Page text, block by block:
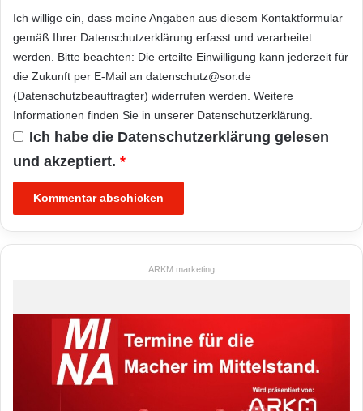
Ich willige ein, dass meine Angaben aus diesem Kontaktformular
gemäß Ihrer Datenschutzerklärung erfasst und verarbeitet
werden. Bitte beachten: Die erteilte Einwilligung kann jederzeit für
die Zukunft per E-Mail an datenschutz@sor.de
(Datenschutzbeauftragter) widerrufen werden. Weitere
Informationen finden Sie in unserer Datenschutzerklärung
Ich habe die Datenschutzerklärung gelesen
und akzeptiert. *
ARKM.marketing